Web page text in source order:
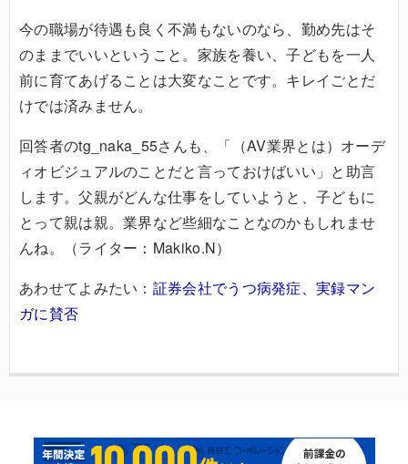
今の職場が待遇も良く不満もないのなら、勤め先はそ
のままでいいということ。家族を養い、子どもを一人
前に育てあげることは大変なことです。キレイごとだ
けでは済みません。
回答者のtg_naka_55さんも、「（AV業界とは）オーデ
ィオビジュアルのことだと言っておけばいい」と助言
します。父親がどんな仕事をしていようと、子どもに
とって親は親。業界など些細なことなのかもしれませ
んね。（ライター：Makiko.N）
あわせてよみたい： 証券会社でうつ病発症、実録マン
ガに賛否